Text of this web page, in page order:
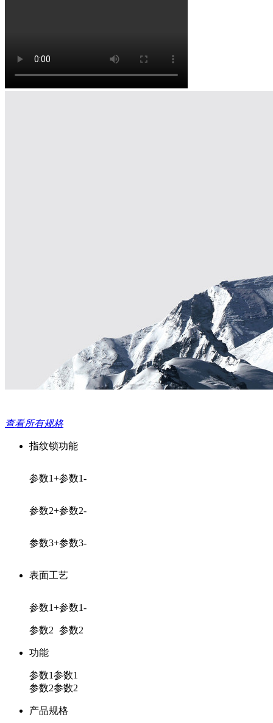
查看所有规格
指纹锁功能
参数1+参数1-
参数2+参数2-
参数3+参数3-
表面工艺
参数1+参数1-
参数2 参数2
功能
参数1参数1
参数2参数2
产品规格